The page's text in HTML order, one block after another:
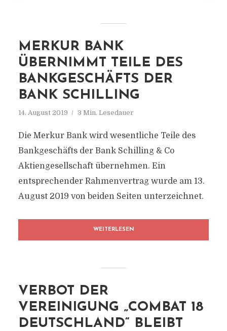
MERKUR BANK
ÜBERNIMMT TEILE DES
BANKGESCHÄFTS DER
BANK SCHILLING
14. August 2019 3 Min. Lesedauer
Die Merkur Bank wird wesentliche Teile des
Bankgeschäfts der Bank Schilling & Co
Aktiengesellschaft übernehmen. Ein
entsprechender Rahmenvertrag wurde am 13.
August 2019 von beiden Seiten unterzeichnet.
WEITERLESEN
VERBOT DER
VEREINIGUNG „COMBAT 18
DEUTSCHLAND“ BLEIBT